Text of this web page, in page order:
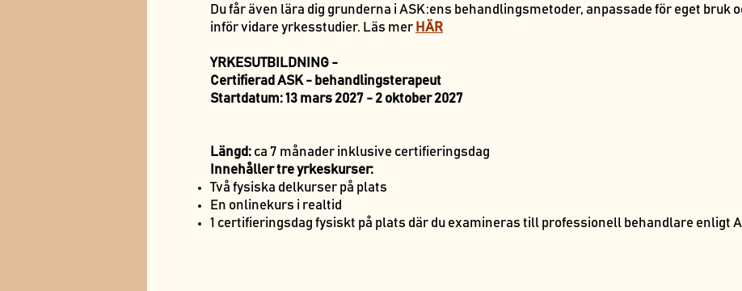
Du får även lära dig grunderna i ASK:ens behandlingsmetoder, anpassade för eget bruk
inför vidare yrkesstudier. Läs mer HÄR
YRKESUTBILDNING -
Certifierad ASK - behandlingsterapeut
Startdatum: 13 mars 2027 - 2 oktober 2027
Längd: ca 7 månader inklusive certifieringsdag
Innehåller tre yrkeskurser:
Två fysiska delkurser på plats
En onlinekurs i realtid
1 certifieringsdag fysiskt på plats där du examineras till professionell behandlare enligt